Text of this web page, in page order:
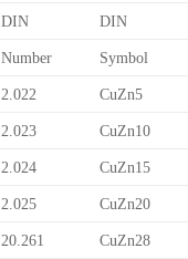
DIN DIN
Number Symbol
2.022 CuZn5
2.023 CuZn10
2.024 CuZn15
2.025 CuZn20
20.261 CuZn28